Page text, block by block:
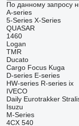
По данному запросу
A-series
5-Series X-Series
QUASAR
1460
Logan
TMR
Ducato
Cargo Focus Kuga
D-series E-series
HW-series R-series ix
IVECO
Daily Eurotrakker
Isuzu
M-Series
4CX 540